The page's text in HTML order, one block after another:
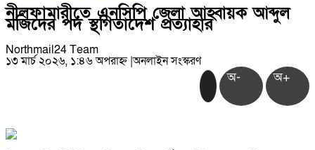
নীলফামারীতে এনসিপি জেলা আহ্বায়ক আব্দুল
মজিদের পদ স্থগিতাদেশ প্রত্যাহার
Northmail24 Team
১৩ মার্চ ২০২৬, ১:৪৬ অপরাহ্ন|অনলাইন সংস্করণ
অ- অ+